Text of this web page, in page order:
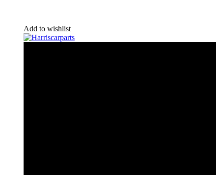
Add to wishlist